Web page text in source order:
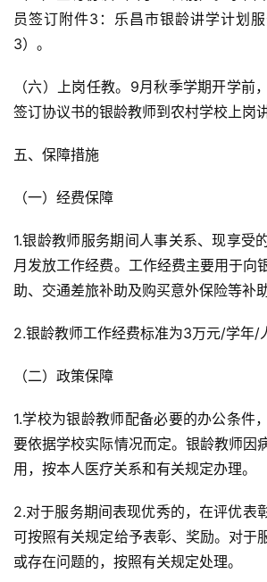
员签订附件3：乐昌市银龄讲学计划
3）。
（六）上岗任教。9月秋季学期开学前
签订协议书的银龄教师到农村学校上岗讲
五、保障措施
（一）经费保障
1.银龄教师服务期间人事关系、现享受
月发放工作经费。工作经费主要用于向
助、交通差旅补助及购买意外保险等补助
2.银龄教师工作经费标准为3万元/学年/
（二）政策保障
1.学校为银龄教师配备必要的办公条件
要依据学校实际情况而定。银龄教师因
用，按本人医疗关系和有关规定办理。
2.对于服务期间表现优秀的，在评优表
可按照有关规定给予表彰、奖励。对于
或存在问题的，按照有关规定处理。